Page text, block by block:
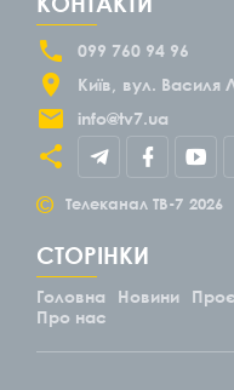
099 760 94 96
Київ
вул. Василя
info@tv7.ua
© Телеканал ТВ-7 2026
СТОРІНКИ
Головна Новини
Про нас